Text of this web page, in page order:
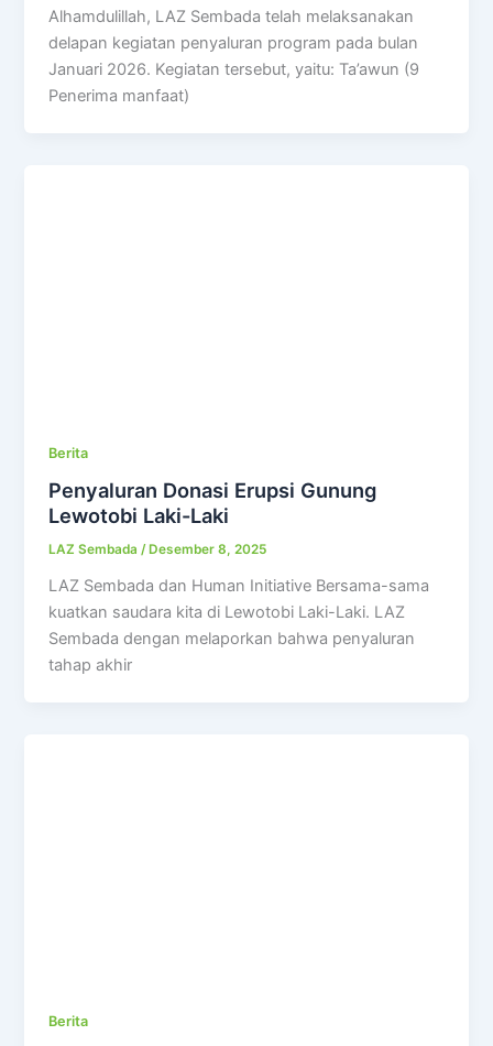
Alhamdulillah, LAZ Sembada telah melaksanakan
delapan kegiatan penyaluran program pada bulan
Januari 2026. Kegiatan tersebut, yaitu: Ta’awun (9
Penerima manfaat)
Berita
Penyaluran Donasi Erupsi Gunung
Lewotobi Laki-Laki
LAZ Sembada/ Desember 8, 2025
LAZ Sembada dan Human Initiative Bersama-sama
kuatkan saudara kita di Lewotobi Laki-Laki. LAZ
Sembada dengan melaporkan bahwa penyaluran
tahap akhir
Berita